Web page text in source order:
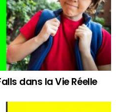
dans la Vie Réelle